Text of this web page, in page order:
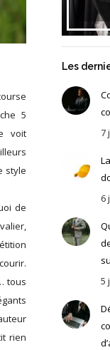
5
voit
style
de
tous
rien
Les
7
6
5